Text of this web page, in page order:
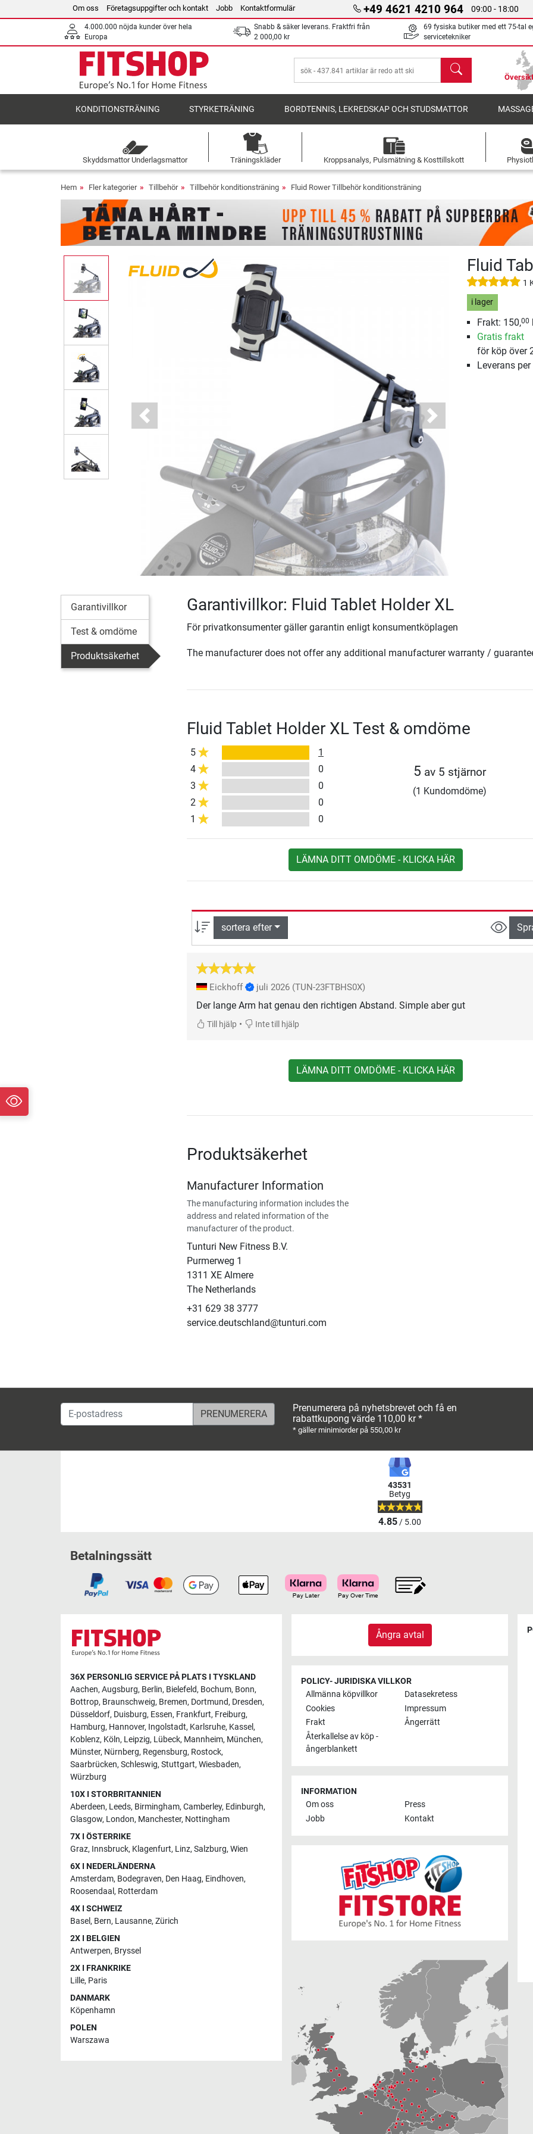
Om oss Företagsuppgifter och kontakt Jobb Kontaktformulär +49 4621 4210 964 09:00 - 18:00
4.000.000 nöjda kunder över hela
Europa
Snabb & säker leverans. Fraktfri från
2 000,00 kr
69 fysiska butiker med ett 75-tal
servicetekniker
sök
KONDITIONSTRÄNING STYRKETRÄNING BORDTENNIS, LEKREDSKAP OCH STUDSMATTOR
Skyddsmattor Underlagsmattor Träningskläder Kroppsanalys, Pulsmätning & Kosttillskott
Hem Fler kategorier Tillbehör Tillbehör konditionsträning Fluid Rower Tillbehör konditionsträning
Previous Next
Fluid
1
i lager
Frakt: 150,00
Gratis frakt
för köp över
Leverans per
Garantivillkor
Test & omdöme
Produktsäkerhet
Garantivillkor: Fluid Tablet Holder XL
För privatkonsumenter gäller garantin enligt konsumentköplagen
The manufacturer does not offer any additional manufacturer warranty /
Fluid Tablet Holder XL Test & omdöme
5
1
4
0
3
0
2
0
1
0
5 av 5 stjärnor
(1 Kundomdöme)
LÄMNA DITT OMDÖME - KLICKA HÄR
sortera efter
Eickhoff juli 2026 (TUN-23FTBHS0X)
Der lange Arm hat genau den richtigen Abstand. Simple aber gut
Till hjälp • Inte till hjälp
LÄMNA DITT OMDÖME - KLICKA HÄR
Produktsäkerhet
Manufacturer Information
The manufacturing information includes the
address and related information of the
manufacturer of the product.
Tunturi New Fitness B.V.
​Purmerweg 1
1311 XE Almere
The Netherlands
+31 629 38 3777
service.deutschland@tunturi.com
E-postadress
Prenumerera på nyhetsbrevet och få en
rabattkupong värde 110,00 kr *
* gäller minimiorder på 550,00 kr
43531
Betyg
4.85/ 5.00
Betalningssätt
36X PERSONLIG SERVICE PÅ PLATS I TYSKLAND
Aachen, Augsburg, Berlin, Bielefeld, Bochum, Bonn,
Bottrop, Braunschweig, Bremen, Dortmund, Dresden,
Düsseldorf, Duisburg, Essen, Frankfurt, Freiburg,
Hamburg, Hannover, Ingolstadt, Karlsruhe, Kassel,
Koblenz, Köln, Leipzig, Lübeck, Mannheim, München,
Münster, Nürnberg, Regensburg, Rostock,
Saarbrücken, Schleswig, Stuttgart, Wiesbaden,
Würzburg
10X I STORBRITANNIEN
Aberdeen, Leeds, Birmingham, Camberley, Edinburgh,
Glasgow, London, Manchester, Nottingham
7X I ÖSTERRIKE
Graz, Innsbruck, Klagenfurt, Linz, Salzburg, Wien
6X I NEDERLÄNDERNA
Amsterdam, Bodegraven, Den Haag, Eindhoven,
Roosendaal , Rotterdam
4X I SCHWEIZ
Basel, Bern, Lausanne, Zürich
2X I BELGIEN
Antwerpen, Bryssel
2X I FRANKRIKE
Lille, Paris
DANMARK
Köpenhamn
POLEN
Warszawa
Ångra avtal
POLICY- JURIDISKA VILLKOR
Allmänna köpvillkor
Datasekretess
Cookies
Impressum
Frakt
Ångerrätt
Återkallelse av köp -
ångerblankett
INFORMATION
Om oss
Press
Jobb
Kontakt